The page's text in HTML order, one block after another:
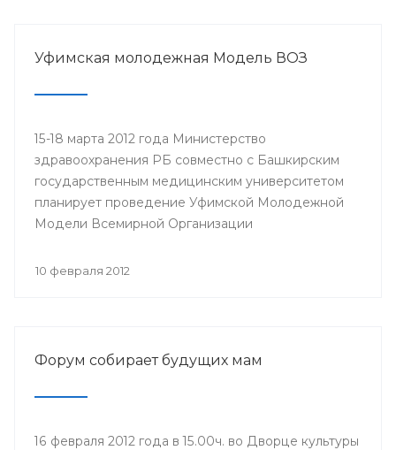
Башкортостан, Республиканская организация
Башкортостана профсоюза работников
здравоохранения Российской Федерации,
университет.
Уфимская молодежная Модель ВОЗ
15-18 марта 2012 года Министерство
здравоохранения РБ совместно с Башкирским
государственным медицинским университетом
планирует проведение Уфимской Молодежной
Модели Всемирной Организации
10 февраля 2012
Форум собирает будущих мам
16 февраля 2012 года в 15.00ч. во Дворце культуры